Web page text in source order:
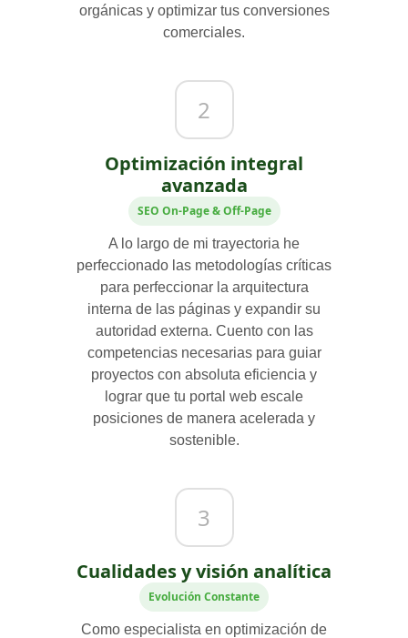
orgánicas y optimizar tus conversiones
comerciales.
2
Optimización integral
avanzada
SEO On-Page & Off-Page
A lo largo de mi trayectoria he
perfeccionado las metodologías críticas
para perfeccionar la arquitectura
interna de las páginas y expandir su
autoridad externa. Cuento con las
competencias necesarias para guiar
proyectos con absoluta eficiencia y
lograr que tu portal web escale
posiciones de manera acelerada y
sostenible.
3
Cualidades y visión analítica
Evolución Constante
Como especialista en optimización de